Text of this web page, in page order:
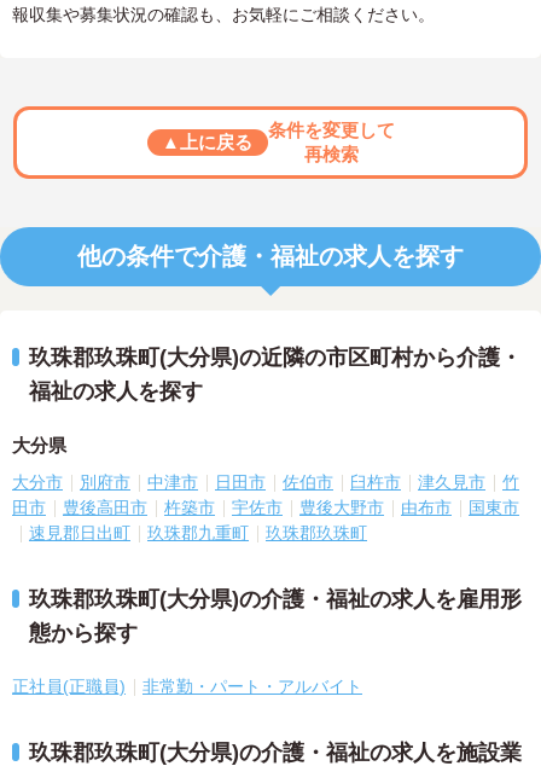
報収集や募集状況の確認も、お気軽にご相談ください。
▲上に戻る
条件を変更して
再検索
他の条件で介護・福祉の求人を探す
玖珠郡玖珠町(大分県)の近隣の市区町村から介護・
福祉の求人を探す
大分県
大分市 別府市 中津市 日田市 佐伯市 臼杵市 津久見市
竹
田市
豊後高田市 杵築市 宇佐市 豊後大野市 由布市
国東市
速見郡日出町
玖珠郡九重町 玖珠郡玖珠町
玖珠郡玖珠町(大分県)の介護・福祉の求人を雇用形
態から探す
正社員(正職員) 非常勤・パート・アルバイト
玖珠郡玖珠町(大分県)の介護・福祉の求人を施設業